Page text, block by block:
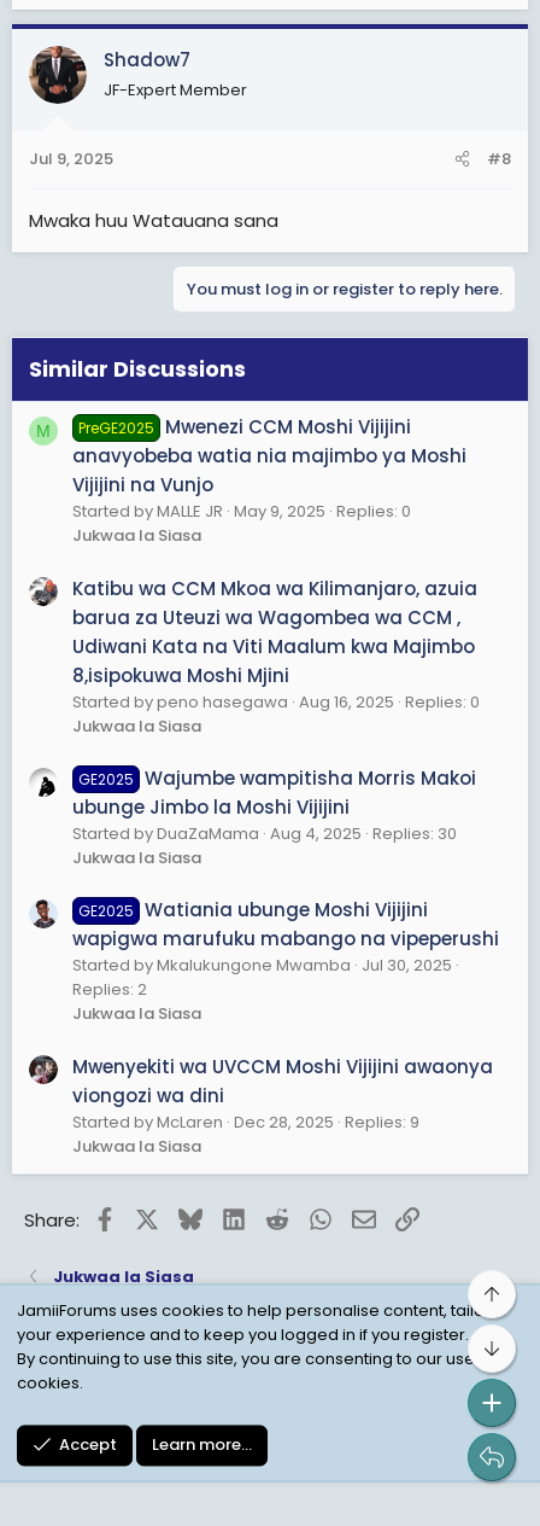
a
c
t
i
s
Shadow7
JF-Expert Member
Jul 9, 2025 #8
Mwaka huu Watauana sana
You must log in or register to reply here.
Similar Discussions
M PreGE2025
Mwenezi CCM Moshi Vijijini
anavyobeba watia nia majimbo ya Moshi
Vijijini na Vunjo
Started by MALLE JR May 9, 2025 Replies: 0
Jukwaa la Siasa
Katibu wa CCM Mkoa wa Kilimanjaro, azuia
barua za Uteuzi wa Wagombea wa CCM ,
Udiwani Kata na Viti Maalum kwa Majimbo
8,isipokuwa Moshi Mjini
Started by peno hasegawa Aug 16, 2025 Replies: 0
Jukwaa la Siasa
GE2025
Wajumbe wampitisha Morris Makoi
ubunge Jimbo la Moshi Vijijini
Started by DuaZaMama Aug 4, 2025 Replies: 30
Jukwaa la Siasa
GE2025
Watiania ubunge Moshi Vijijini
wapigwa marufuku mabango na vipeperushi
Started by Mkalukungone Mwamba Jul 30, 2025
Replies: 2
Jukwaa la Siasa
Mwenyekiti wa UVCCM Moshi Vijijini awaonya
viongozi wa dini
Started by McLaren Dec 28, 2025 Replies: 9
Jukwaa la Siasa
Share: FacebookBlueskyLinkedInRedditWhatsApp
EmailLink
Jukwaa la Siasa
Child Protection Policy
Personal Data Protection
JamiiForums uses cookies to help personalise content, tailor
your experience and to keep you logged in if you register.
By continuing to use this site, you are consenting to our use of
cookies.
Accept Learn more…
Top